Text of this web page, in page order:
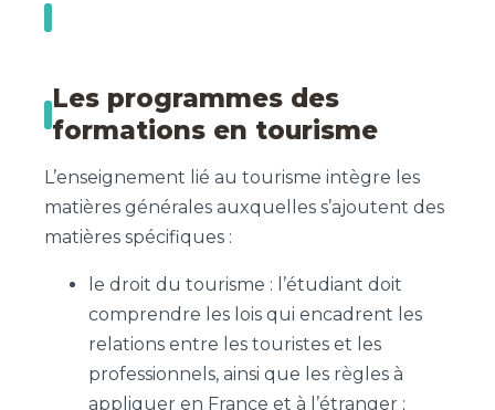
Les programmes des
formations en tourisme
L’enseignement lié au tourisme intègre les
matières générales auxquelles s’ajoutent des
matières spécifiques :
le droit du tourisme : l’étudiant doit
comprendre les lois qui encadrent les
relations entre les touristes et les
professionnels, ainsi que les règles à
appliquer en France et à l’étranger ;